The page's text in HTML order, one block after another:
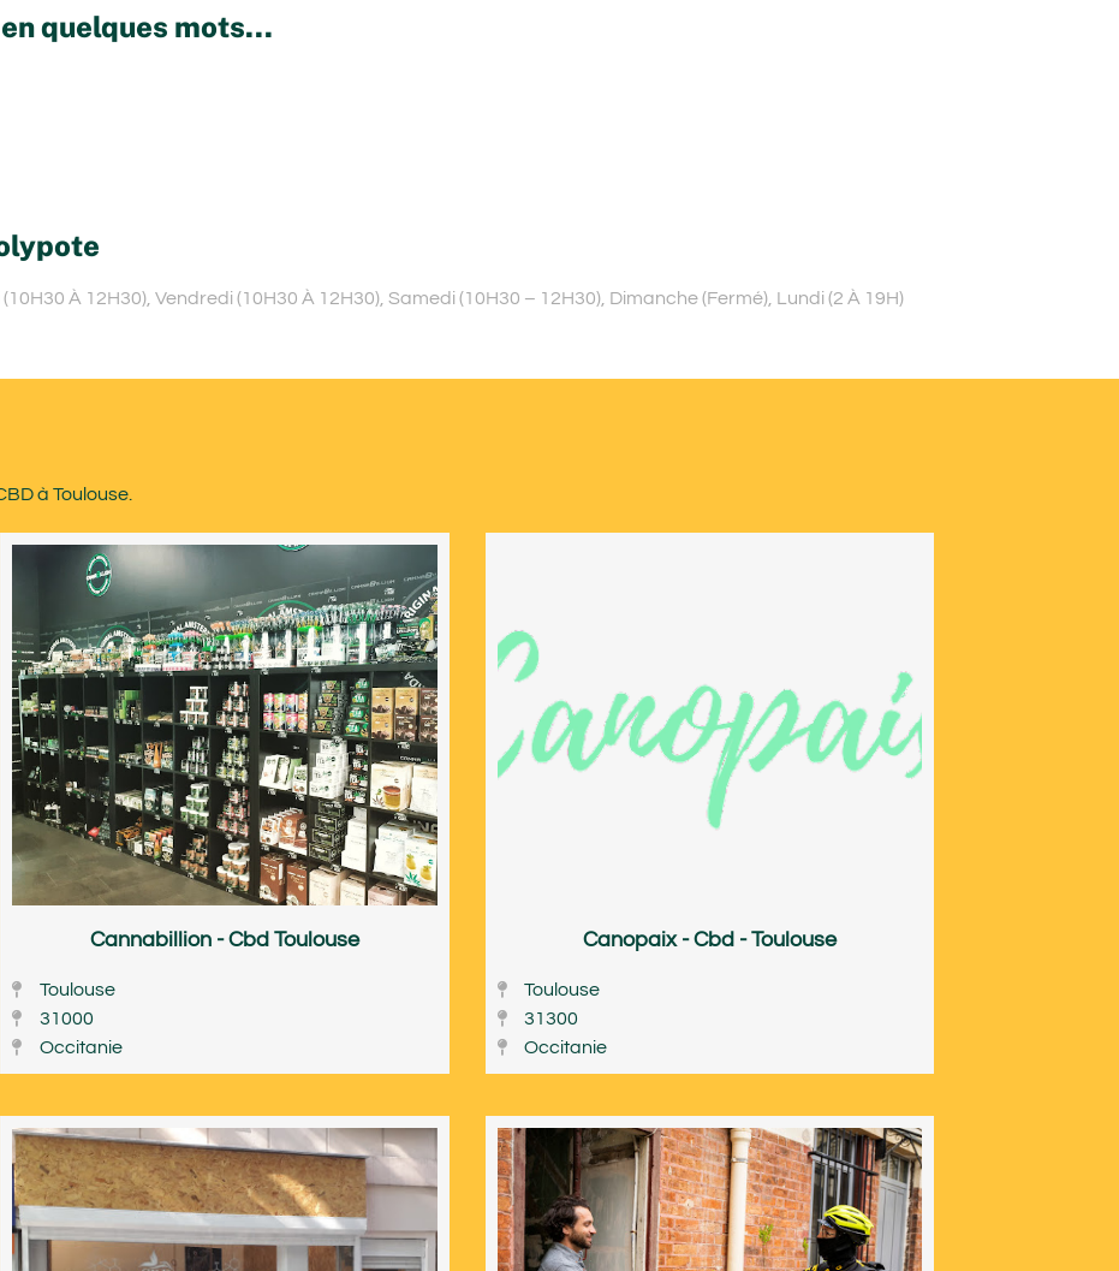
quelques mots...
À 12H30), Vendredi (10H30 À 12H30), Samedi (10H30 – 12H30), Dimanche (Fermé), Lundi (2 À 19H)
à Toulouse.
Cannabillion - Cbd Toulouse
Toulouse
31000
Occitanie
Canopaix - Cbd - Toulouse
Toulouse
31300
Occitanie